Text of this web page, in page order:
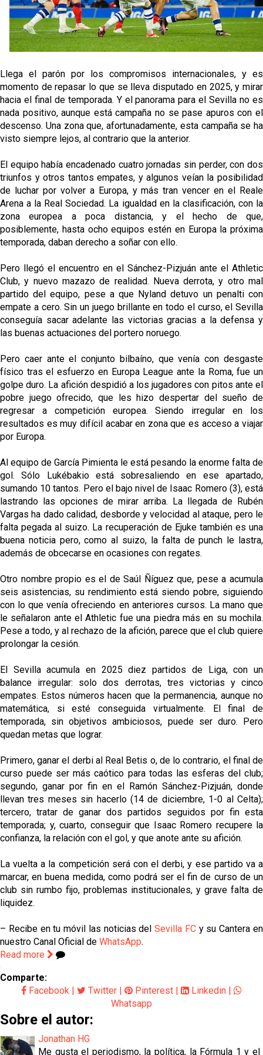
Miguel Sierra: La temporada pasada se vio
reflejado que podemos tirar para delante y
trabajamos con ilusión
Diomande ya es madridista mientras Rodri agita el
mercado
OFICIAL | Juanlu se marcha al Bournemouth
Los posibles herederos del número 16 tras la
marcha de Juanlu
Llega el parón por los compromisos internacionales, y es
momento de repasar lo que se lleva disputado en 2025, y mirar
hacia el final de temporada. Y el panorama para el Sevilla no es
nada positivo, aunque está campaña no se pase apuros con el
descenso. Una zona que, afortunadamente, esta campaña se ha
visto siempre lejos, al contrario que la anterior.
El equipo había encadenado cuatro jornadas sin perder, con dos
triunfos y otros tantos empates, y algunos veían la posibilidad
de luchar por volver a Europa, y más tran vencer en el Reale
Arena a la Real Sociedad. La igualdad en la clasificación, con la
zona europea a poca distancia, y el hecho de que,
posiblemente, hasta ocho equipos estén en Europa la próxima
temporada, daban derecho a soñar con ello.
Pero llegó el encuentro en el Sánchez-Pizjuán ante el Athletic
Club, y nuevo mazazo de realidad. Nueva derrota, y otro mal
partido del equipo, pese a que Nyland detuvo un penalti con
empate a cero. Sin un juego brillante en todo el curso, el Sevilla
conseguía sacar adelante las victorias gracias a la defensa y
las buenas actuaciones del portero noruego.
Pero caer ante el conjunto bilbaíno, que venía con desgaste
físico tras el esfuerzo en Europa League ante la Roma, fue un
golpe duro. La afición despidió a los jugadores con pitos ante el
pobre juego ofrecido, que les hizo despertar del sueño de
regresar a competición europea. Siendo irregular en los
resultados es muy difícil acabar en zona que es acceso a viajar
por Europa.
Al equipo de García Pimienta le está pesando la enorme falta de
gol. Sólo Lukébakio está sobresaliendo en ese apartado,
sumando 10 tantos. Pero el bajo nivel de Isaac Romero (3), está
lastrando las opciones de mirar arriba. La llegada de Rubén
Vargas ha dado calidad, desborde y velocidad al ataque, pero le
falta pegada al suizo. La recuperación de Ejuke también es una
buena noticia pero, como al suizo, la falta de punch le lastra,
además de obcecarse en ocasiones con regates.
Otro nombre propio es el de Saúl Ñíguez que, pese a acumula
seis asistencias, su rendimiento está siendo pobre, siguiendo
con lo que venía ofreciendo en anteriores cursos. La mano que
le señalaron ante el Athletic fue una piedra más en su mochila.
Pese a todo, y al rechazo de la afición, parece que el club quiere
prolongar la cesión.
El Sevilla acumula en 2025 diez partidos de Liga, con un
balance irregular: solo dos derrotas, tres victorias y cinco
empates. Estos números hacen que la permanencia, aunque no
matemática, si esté conseguida virtualmente. El final de
temporada, sin objetivos ambiciosos, puede ser duro. Pero
quedan metas que lograr.
Primero, ganar el derbi al Real Betis o, de lo contrario, el final de
curso puede ser más caótico para todas las esferas del club;
segundo, ganar por fin en el Ramón Sánchez-Pizjuán, donde
llevan tres meses sin hacerlo (14 de diciembre, 1-0 al Celta);
tercero, tratar de ganar dos partidos seguidos por fin esta
temporada; y, cuarto, conseguir que Isaac Romero recupere la
confianza, la relación con el gol, y que anote ante su afición.
La vuelta a la competición será con el derbi, y ese partido va a
marcar, en buena medida, como podrá ser el fin de curso de un
club sin rumbo fijo, problemas institucionales, y grave falta de
liquidez.
– Recibe en tu móvil las noticias delSevilla FCy su Cantera en
nuestro Canal Oficial de WhatsApp.
Read more
Comparte:
Facebook | Twitter | Pinterest | Linkedin |
Whatsapp
Sobre el autor:
Jonathan HG
Me gusta el periodismo, la política, la Fórmula 1 y el